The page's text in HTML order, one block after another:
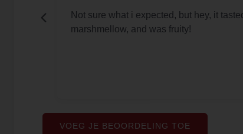
Not sure what i expected, but hey, it
marshmellow, and was fruity!
VOEG JE BEOORDELING TOE